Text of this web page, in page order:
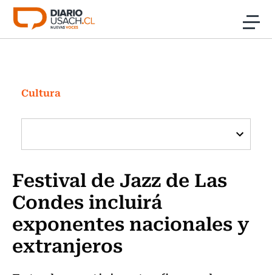
Click acá para ir directamente al contenido
Investigación
Cultura
Programas Radio y TV Usach
Cultura
Festival de Jazz de Las
Condes incluirá
exponentes nacionales y
extranjeros